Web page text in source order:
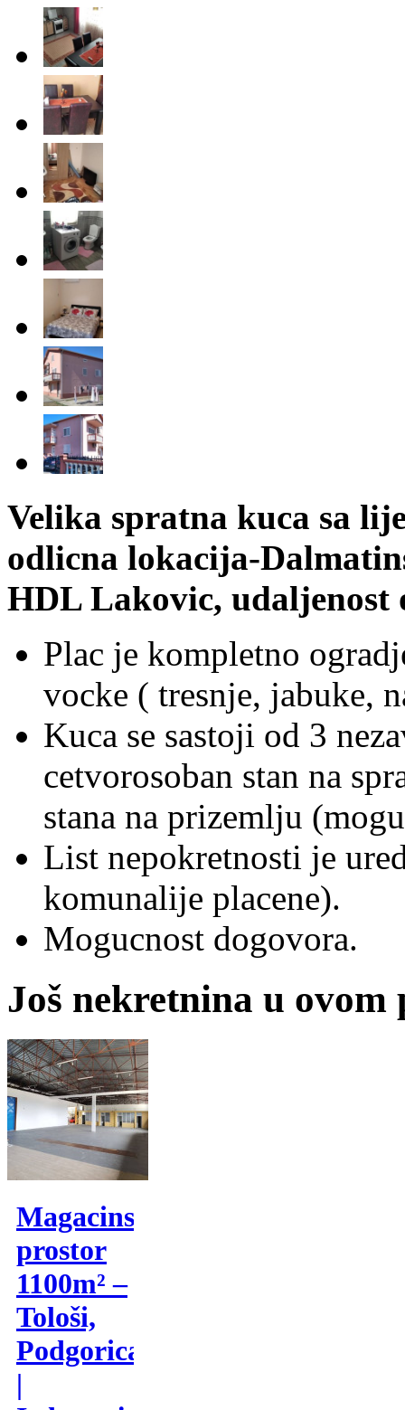
Velika spratna kuca sa
odlicna lokacija-
HDL Lakovic, udaljenost
Plac je kompletno
vocke ( tresnje, jabuke,
Kuca se sastoji od 3
cetvorosoban stan na
stana na prizemlju
List nepokretnosti je
komunalije placene).
Mogucnost dogovora.
Još nekretnina u ovom
Magacinski
prostor
1100m² –
Tološi,
Podgorica
|